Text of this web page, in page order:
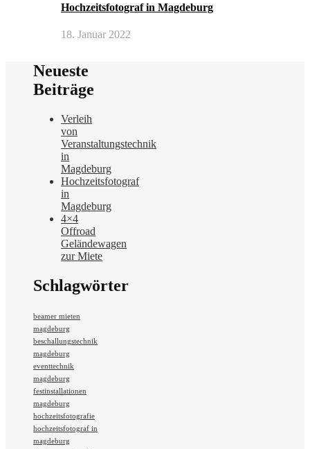
Hochzeitsfotograf in Magdeburg
18. Januar 2022
Neueste
Beiträge
Verleih
von
Veranstaltungstechnik
in
Magdeburg
Hochzeitsfotograf
in
Magdeburg
4×4
Offroad
Geländewagen
zur Miete
Schlagwörter
beamer mieten
magdeburg
beschallungstechnik
magdeburg
eventtechnik
magdeburg
festinstallationen
magdeburg
hochzeitsfotografie
hochzeitsfotograf in
magdeburg